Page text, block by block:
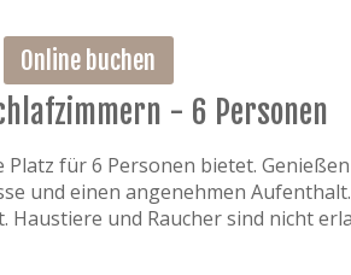
Online buchen
- 6 Personen
für 6 Personen bietet.
und einen angenehmen
und Raucher sind nicht